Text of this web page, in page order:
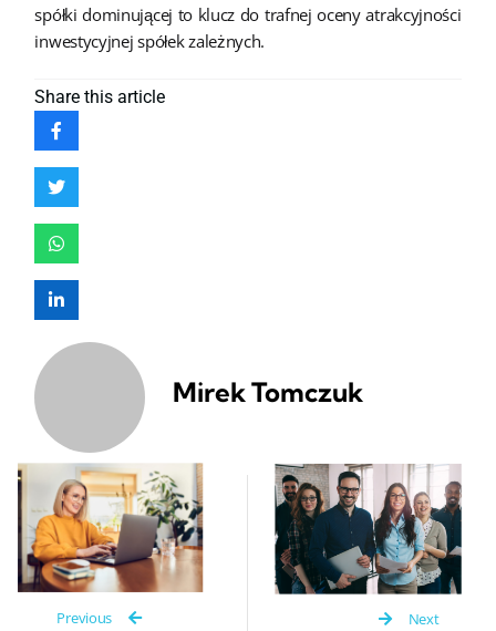
spółki dominującej to klucz do trafnej oceny atrakcyjności
inwestycyjnej spółek zależnych.
Sharethis article
Mirek Tomczuk
Previous Next